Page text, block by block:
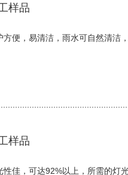
样品
方便，易清洁，雨水可自然清洁
样品
性佳，可达92%以上，所需的灯